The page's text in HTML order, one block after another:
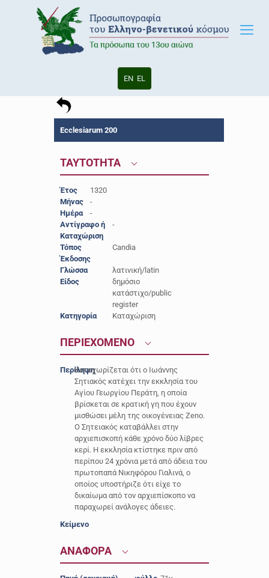
EN EL
Ecclesiarum 200
ΤΑΥΤΟΤΗΤΑ
Έτος
1320
Μήνας
-
Ημέρα
-
Αντίγραφο ή
Καταχώριση
-
Τόπος
Έκδοσης
Candia
Γλώσσα
λατινική/latin
Είδος
δημόσιο
κατάστιχο/public
register
Κατηγορία
Καταχώριση
ΠΕΡΙΕΧΟΜΕΝΟ
Περίληψη
Καταχωρίζεται ότι ο Ιωάννης
Σητιακός κατέχει την εκκλησία του
Αγίου Γεωργίου Περάτη, η οποία
βρίσκεται σε κρατική γη που έχουν
μισθώσει μέλη της οικογένειας Zeno.
Ο Σητειακός καταβάλλει στην
αρχιεπισκοπή κάθε χρόνο δύο λίβρες
κερί. Η εκκλησία κτίστηκε πριν από
περίπου 24 χρόνια μετά από άδεια του
πρωτοπαπά Νικηφόρου Γιαλινά, ο
οποίος υποστήριζε ότι είχε το
δικαίωμα από τον αρχιεπίσκοπο να
παραχωρεί ανάλογες άδειες.
Κείμενο
-
ΑΝΑΦΟΡΑ